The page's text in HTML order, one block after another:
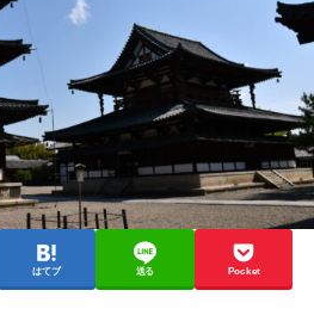
はてブ 送る Pocket